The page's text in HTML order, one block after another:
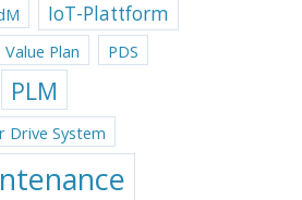
IoT-Plattform
Plan PDS
PLM
Drive System